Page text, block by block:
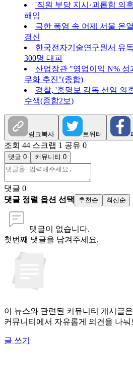
'직원 부당 지시·괴롭힘 의
해임
극한 폭염 속 어제 서울 온
경신
한국전자기술연구원서 유
300명 대피
산업장관 "영업이익 N%
무화 추진"(종합)
경찰, '홍명보 감독 선임 의
수색(종합2보)
링크복사 트위터
조회 44 스크랩 1 공유 0
댓글 0 커뮤니티 0
댓글 0
댓글 정렬 옵션 선택
추천순 최신순
댓글이 없습니다.
첫번째 댓글을 남겨주세요.
이 뉴스와 관련된 커뮤니티 게시글
커뮤니티에서 자유롭게 의견을 나눠
글 쓰기